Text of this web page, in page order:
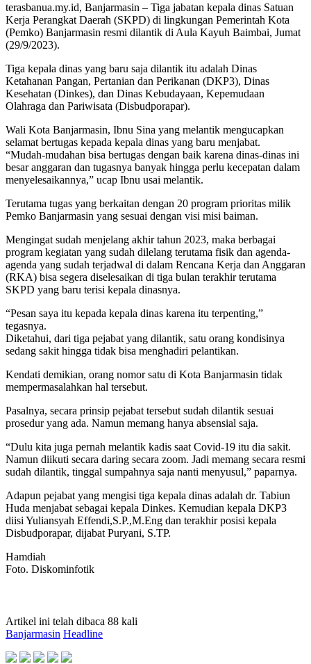
terasbanua.my.id, Banjarmasin – Tiga jabatan kepala dinas Satuan
Kerja Perangkat Daerah (SKPD) di lingkungan Pemerintah Kota
(Pemko) Banjarmasin resmi dilantik di Aula Kayuh Baimbai, Jumat
(29/9/2023).
Tiga kepala dinas yang baru saja dilantik itu adalah Dinas
Ketahanan Pangan, Pertanian dan Perikanan (DKP3), Dinas
Kesehatan (Dinkes), dan Dinas Kebudayaan, Kepemudaan
Olahraga dan Pariwisata (Disbudporapar).
Wali Kota Banjarmasin, Ibnu Sina yang melantik mengucapkan
selamat bertugas kepada kepala dinas yang baru menjabat.
“Mudah-mudahan bisa bertugas dengan baik karena dinas-dinas ini
besar anggaran dan tugasnya banyak hingga perlu kecepatan dalam
menyelesaikannya,” ucap Ibnu usai melantik.
Terutama tugas yang berkaitan dengan 20 program prioritas milik
Pemko Banjarmasin yang sesuai dengan visi misi baiman.
Mengingat sudah menjelang akhir tahun 2023, maka berbagai
program kegiatan yang sudah dilelang terutama fisik dan agenda-
agenda yang sudah terjadwal di dalam Rencana Kerja dan Anggaran
(RKA) bisa segera diselesaikan di tiga bulan terakhir terutama
SKPD yang baru terisi kepala dinasnya.
“Pesan saya itu kepada kepala dinas karena itu terpenting,”
tegasnya.
Diketahui, dari tiga pejabat yang dilantik, satu orang kondisinya
sedang sakit hingga tidak bisa menghadiri pelantikan.
Kendati demikian, orang nomor satu di Kota Banjarmasin tidak
mempermasalahkan hal tersebut.
Pasalnya, secara prinsip pejabat tersebut sudah dilantik sesuai
prosedur yang ada. Namun memang hanya absensial saja.
“Dulu kita juga pernah melantik kadis saat Covid-19 itu dia sakit.
Namun diikuti secara daring secara zoom. Jadi memang secara resmi
sudah dilantik, tinggal sumpahnya saja nanti menyusul,” paparnya.
Adapun pejabat yang mengisi tiga kepala dinas adalah dr. Tabiun
Huda menjabat sebagai kepala Dinkes. Kemudian kepala DKP3
diisi Yuliansyah Effendi,S.P.,M.Eng dan terakhir posisi kepala
Disbudporapar, dijabat Puryani, S.TP.
Hamdiah
Foto. Diskominfotik
Artikel ini telah dibaca 88 kali
Banjarmasin Headline